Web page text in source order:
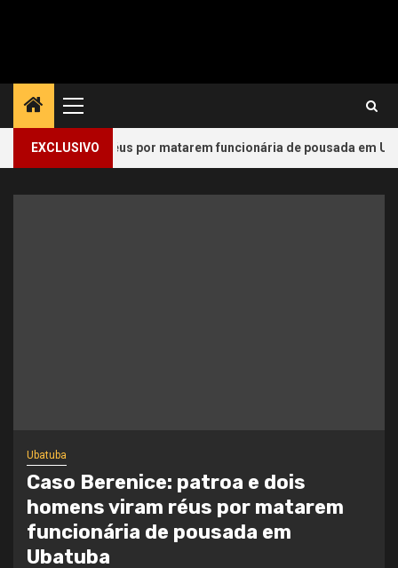
Primary
Menu
EXCLUSIVO
réus por matarem funcionária de pousada em Ubatuba
Caraguatatuba
Caraguatatuba e Ubatuba
suspendem aulas após alerta para
ventos de até 90 km/h
06/08/2026